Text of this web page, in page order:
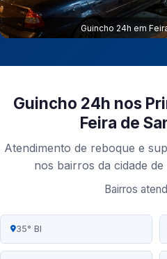
Guincho 24h em
Guincho 24h nos
Feira de
Atendimento de reboque e
nos bairros da cidade de
Bairros
35° BI